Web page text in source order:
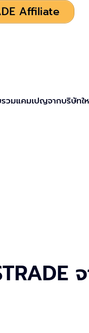
Affiliate
มแคมเปญจากบริษัท